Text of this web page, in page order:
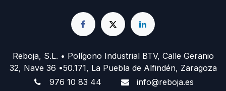
Reboja, S.L. • Polígono Industrial BTV, Calle Geranio
32, Nave 36 •50.171, La Puebla de Alfindén, Zaragoza
976 10 83 44
info@reboja.es